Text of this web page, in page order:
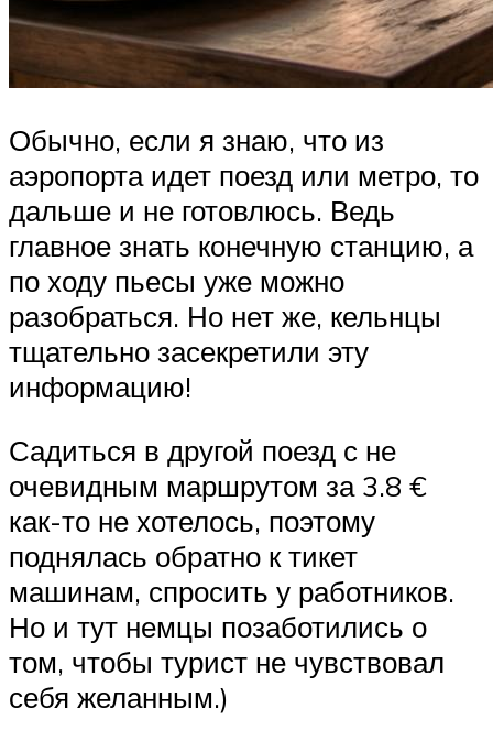
Обычно, если я знаю, что из
аэропорта идет поезд или метро, то
дальше и не готовлюсь. Ведь
главное знать конечную станцию, а
по ходу пьесы уже можно
разобраться. Но нет же, кельнцы
тщательно засекретили эту
информацию!
Садиться в другой поезд с не
очевидным маршрутом за 3.8 €
как-то не хотелось, поэтому
поднялась обратно к тикет
машинам, спросить у работников.
Но и тут немцы позаботились о
том, чтобы турист не чувствовал
себя желанным.)